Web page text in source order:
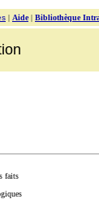
| Aide| Bibliothèque
faits